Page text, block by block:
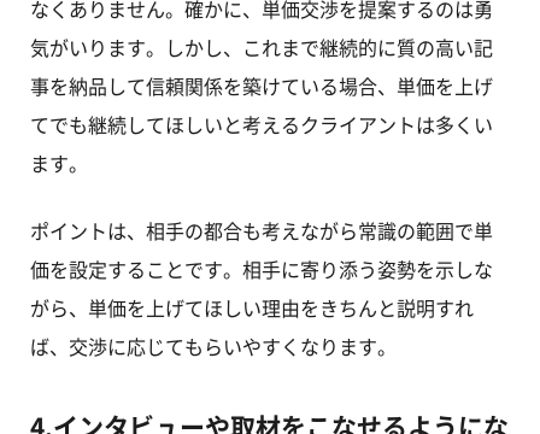
なくありません。確かに、単価交渉を提案するのは勇
気がいります。しかし、これまで継続的に質の高い記
事を納品して信頼関係を築けている場合、単価を上げ
てでも継続してほしいと考えるクライアントは多くい
ます。
ポイントは、相手の都合も考えながら常識の範囲で単
価を設定することです。相手に寄り添う姿勢を示しな
がら、単価を上げてほしい理由をきちんと説明すれ
ば、交渉に応じてもらいやすくなります。
4.インタビューや取材をこなせるようにな